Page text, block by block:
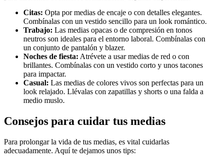
Citas: Opta por medias de encaje o con detalles elegantes.
Combínalas con un vestido sencillo para un look romántico.
Trabajo: Las medias opacas o de compresión en tonos
neutros son ideales para el entorno laboral. Combínalas con
un conjunto de pantalón y blazer.
Noches de fiesta: Atrévete a usar medias de red o con
brillantes. Combínalas con un vestido corto y unos tacones
para impactar.
Casual: Las medias de colores vivos son perfectas para un
look relajado. Llévalas con zapatillas y shorts o una falda a
medio muslo.
Consejos para cuidar tus medias
Para prolongar la vida de tus medias, es vital cuidarlas
adecuadamente. Aquí te dejamos unos tips: